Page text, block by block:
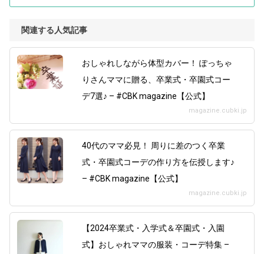
関連する人気記事
おしゃれしながら体型カバー！ ぽっちゃ
りさんママに贈る、卒業式・卒園式コー
デ7選♪ – #CBK magazine【公式】
magazine.cubki.jp
40代のママ必見！ 周りに差のつく卒業
式・卒園式コーデの作り方を伝授します♪
– #CBK magazine【公式】
magazine.cubki.jp
【2024卒業式・入学式＆卒園式・入園
式】おしゃれママの服装・コーデ特集 –